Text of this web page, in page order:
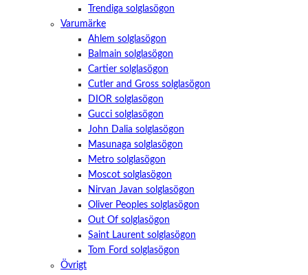
Trendiga solglasögon
Varumärke
Ahlem solglasögon
Balmain solglasögon
Cartier solglasögon
Cutler and Gross solglasögon
DIOR solglasögon
Gucci solglasögon
John Dalia solglasögon
Masunaga solglasögon
Metro solglasögon
Moscot solglasögon
Nirvan Javan solglasögon
Oliver Peoples solglasögon
Out Of solglasögon
Saint Laurent solglasögon
Tom Ford solglasögon
Övrigt